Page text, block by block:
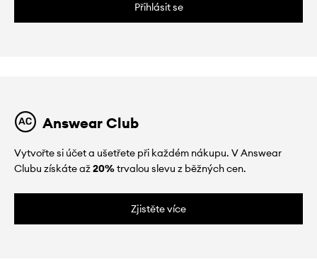
Přihlásit se
Answear Club
Vytvořte si účet a ušetřete při každém nákupu. V Answear
Clubu získáte až20%trvalou slevu z běžných cen.
Zjistěte více